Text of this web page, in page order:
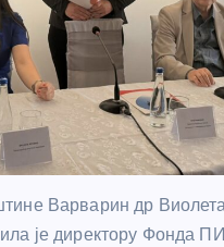
Варварин др
је директору Фонда